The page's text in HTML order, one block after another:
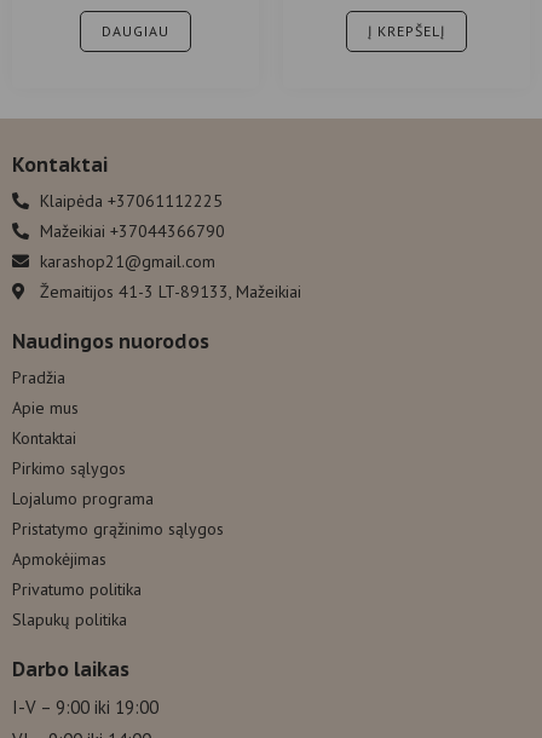
DAUGIAU Į KREPŠELĮ
Kontaktai
Klaipėda +37061112225
Mažeikiai +37044366790
karashop21@gmail.com
Žemaitijos 41-3 LT-89133, Mažeikiai
Naudingos nuorodos
Pradžia
Apie mus
Kontaktai
Pirkimo sąlygos
Lojalumo programa
Pristatymo grąžinimo sąlygos
Apmokėjimas
Privatumo politika
Slapukų politika
Darbo laikas
I-V – 9:00 iki 19:00